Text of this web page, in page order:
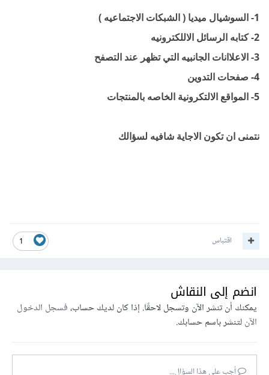
1- السوشيال ميديا ( الشبكات الاجتماعيه )
2- كتابه الرسائل الاللكترونيه
3- الاعلاانات الجانبيه التي تظهر عند التصفح
4- صفحات التدوين
5- المواقع الالتكرونية الخاصه بالمنتجات
نتمنى ان تكون الاجاية شافيه لسؤالك
1 اقتباس
انضم إلى النقاش
يمكنك أن تنشر الآن وتسجل لاحقًا. إذا كان لديك حساب،فسجل الدخول
الآنلتنشر باسم حسابك.